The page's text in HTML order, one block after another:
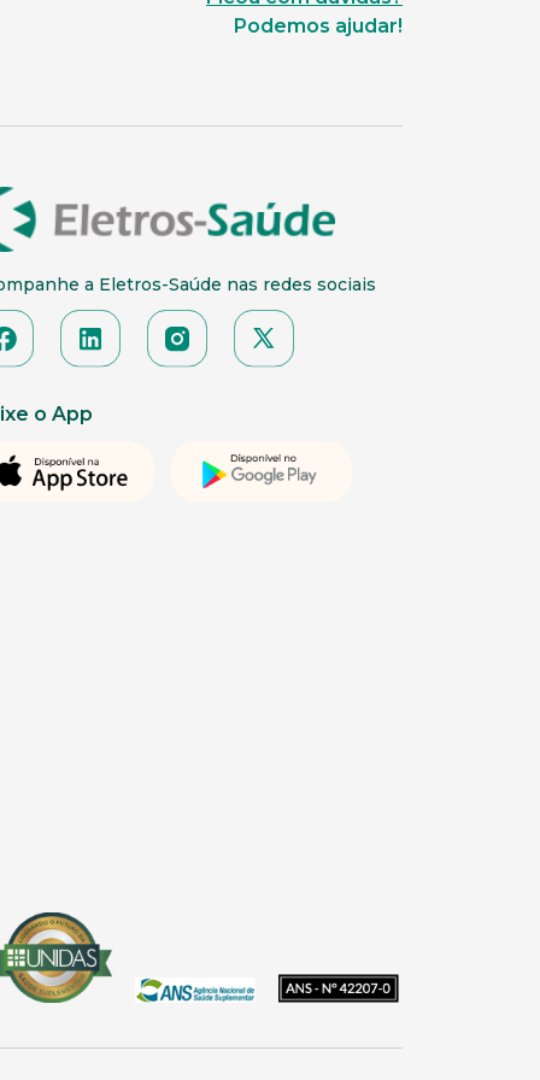
Podemos ajudar!
a Eletros-Saúde nas redes sociais
o App